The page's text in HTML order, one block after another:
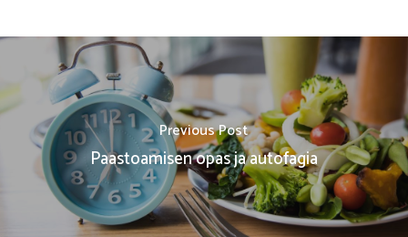
Previous Post
Paastoamisen opas ja autofagia